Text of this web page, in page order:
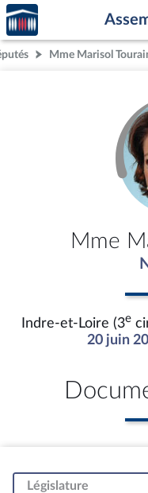
Aller au contenu
Aller en bas de la page
Accèder
à la
page
d'accueil
Mme
Indre-et-Loire (3e
20 juin
Législature